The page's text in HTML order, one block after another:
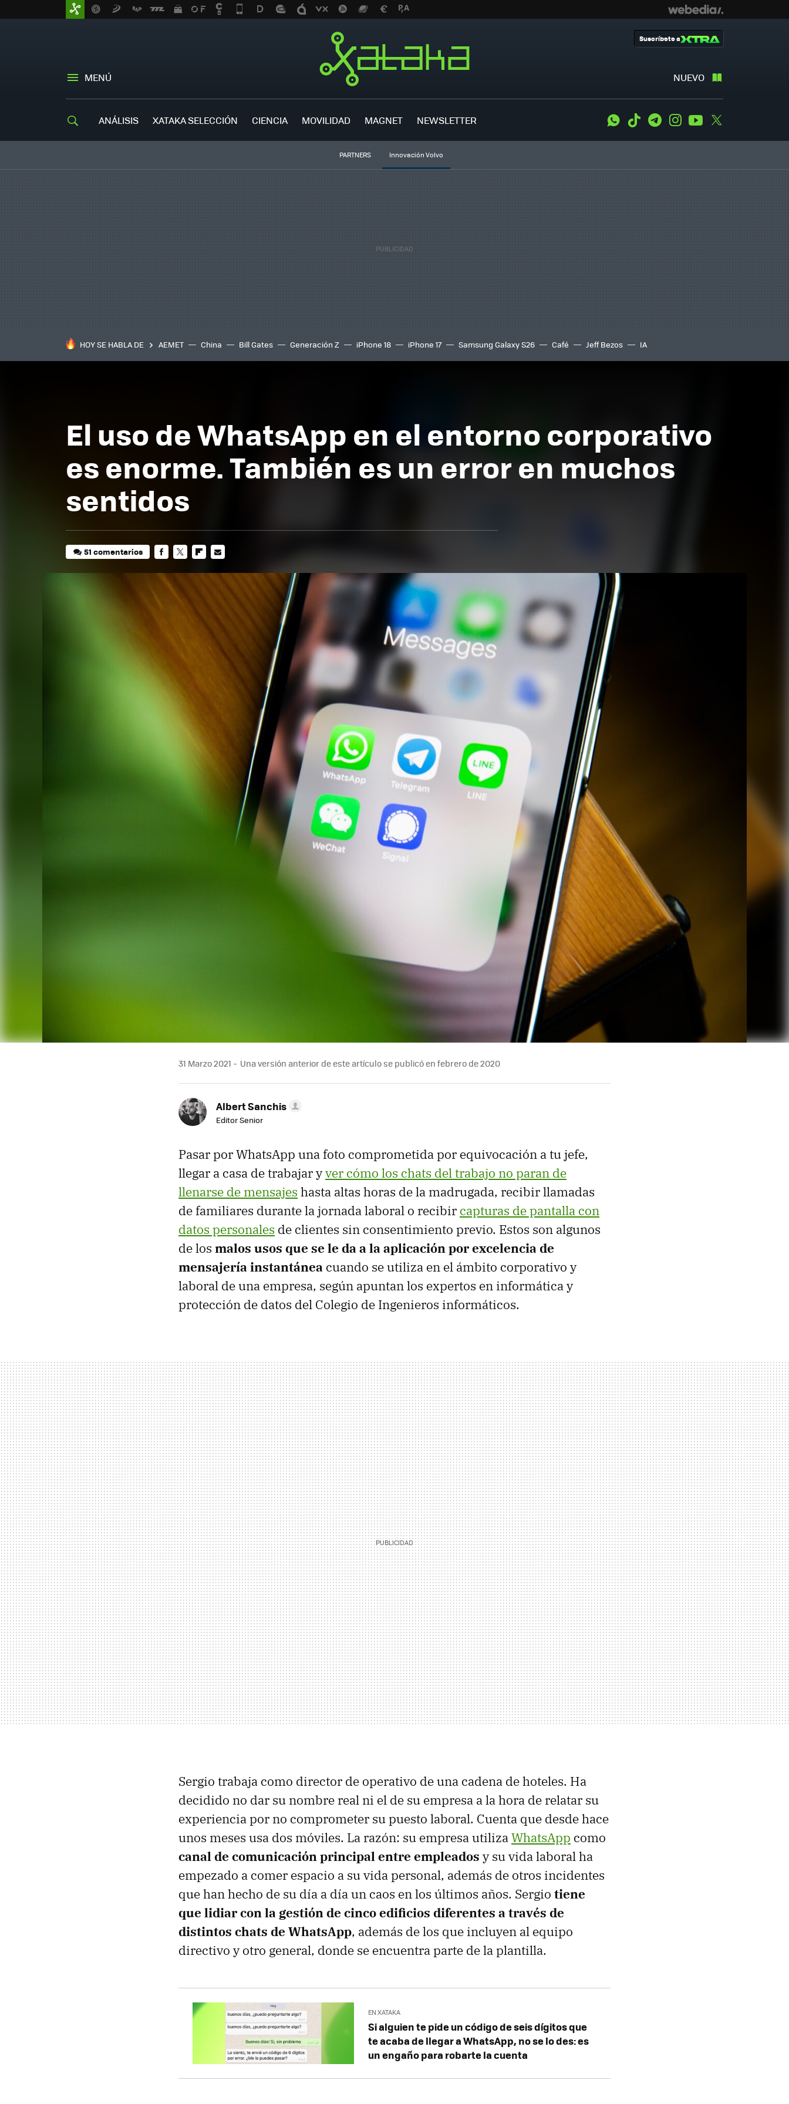
MENÚ NUEVO
Suscríbete a
ANÁLISIS XATAKA SELECCIÓN CIENCIA MOVILIDAD MAGNET NEWSLETTER WhatsApp
Tiktok TelegramInstagramYoutube
PARTNERS Innovación Volvo
HOY SE HABLA DE AEMET China Bill Gates Generación Z iPhone 18 iPhone 17 Samsung Galaxy S26 Café Jeff Bezos IA
El uso de WhatsApp en el entorno corporativo
es enorme. También es un error en muchos
sentidos
51 comentarios
31 Marzo 2021 Una versión anterior de este artículo se publicó en febrero de 2020
Albert Sanchis
Editor Senior
Pasar por WhatsApp una foto comprometida por equivocación a tu jefe,
llegar a casa de trabajar yver cómo los chats del trabajo no paran de
llenarse de mensajes hasta altas horas de la madrugada, recibir llamadas
de familiares durante la jornada laboral o recibir capturas de pantalla con
datos personales de clientes sin consentimiento previo. Estos son algunos
de los malos usos que se le da a la aplicación por excelencia de
mensajería instantánea cuando se utiliza en el ámbito corporativo y
laboral de una empresa, según apuntan los expertos en informática y
protección de datos del Colegio de Ingenieros informáticos.
Sergio trabaja como director de operativo de una cadena de hoteles. Ha
decidido no dar su nombre real ni el de su empresa a la hora de relatar su
experiencia por no comprometer su puesto laboral. Cuenta que desde hace
unos meses usa dos móviles. La razón: su empresa utilizaWhatsApp como
canal de comunicación principal entre empleados y su vida laboral ha
empezado a comer espacio a su vida personal, además de otros incidentes
que han hecho de su día a día un caos en los últimos años. Sergio tiene
que lidiar con la gestión de cinco edificios diferentes a través de
distintos chats de WhatsApp, además de los que incluyen al equipo
directivo y otro general, donde se encuentra parte de la plantilla.
EN XATAKA
Si alguien te pide un código de seis dígitos que
te acaba de llegar a WhatsApp, no se lo des: es
un engaño para robarte la cuenta